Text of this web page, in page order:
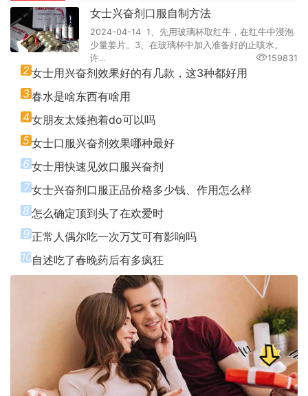
女士兴奋剂口服自制方法
2024-04-14 1、先用玻璃杯取红牛，在红牛中浸泡
少量姜片。3、在玻璃杯中加入准备好的止咳水。
许…
159831
2 女士用兴奋剂效果好的有几款，这3种都好用
3春水是啥东西有啥用
4 女朋友太矮抱着do可以吗
5女士口服兴奋剂效果哪种最好
6女士用快速见效口服兴奋剂
7女士兴奋剂口服正品价格多少钱、作用怎么样
8 怎么确定顶到头了在欢爱时
9 正常人偶尔吃一次万艾可有影响吗
10自述吃了春晚药后有多疯狂